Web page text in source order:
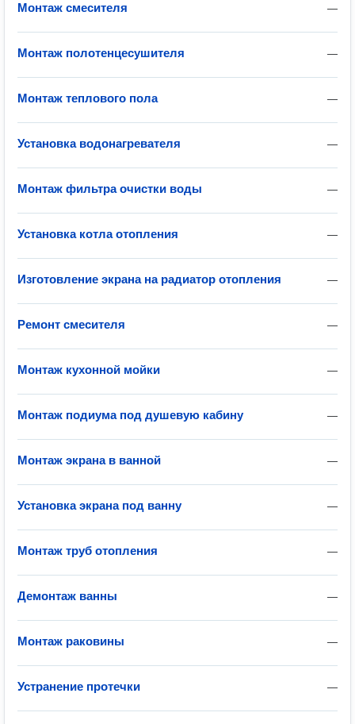
—
Монтаж смесителя
—
Монтаж полотенцесушителя
—
Монтаж теплового пола
—
Установка водонагревателя
—
Монтаж фильтра очистки воды
—
Установка котла отопления
—
Изготовление экрана на радиатор отопления
—
Ремонт смесителя
—
Монтаж кухонной мойки
—
Монтаж подиума под душевую кабину
—
Монтаж экрана в ванной
—
Установка экрана под ванну
—
Монтаж труб отопления
—
Демонтаж ванны
—
Монтаж раковины
—
Устранение протечки